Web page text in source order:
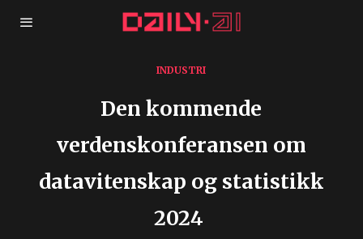
INDUSTRI
Den kommende
verdenskonferansen om
datavitenskap og statistikk
2024